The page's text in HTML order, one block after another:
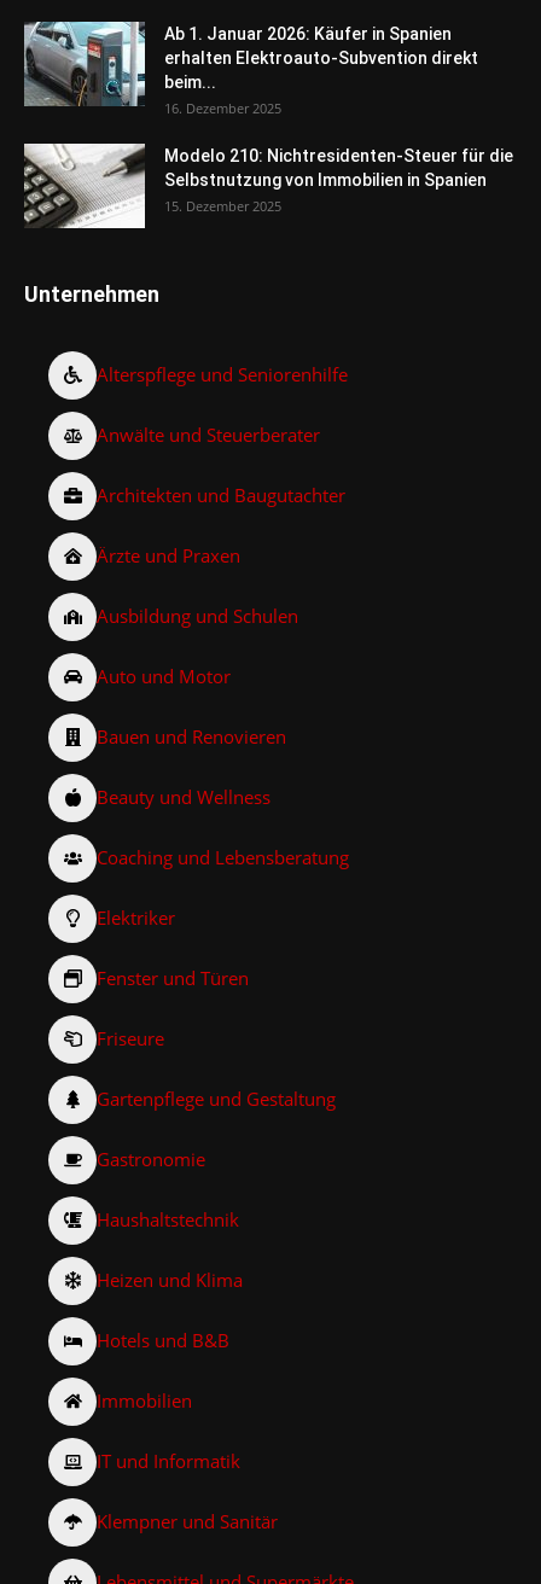
Ab 1. Januar 2026: Käufer in Spanien
erhalten Elektroauto-Subvention direkt
beim...
16. Dezember 2025
Modelo 210: Nichtresidenten-Steuer für die
Selbstnutzung von Immobilien in Spanien
15. Dezember 2025
Unternehmen
Alterspflege und Seniorenhilfe
Anwälte und Steuerberater
Architekten und Baugutachter
Ärzte und Praxen
Ausbildung und Schulen
Auto und Motor
Bauen und Renovieren
Beauty und Wellness
Coaching und Lebensberatung
Elektriker
Fenster und Türen
Friseure
Gartenpflege und Gestaltung
Gastronomie
Haushaltstechnik
Heizen und Klima
Hotels und B&B
Immobilien
IT und Informatik
Klempner und Sanitär